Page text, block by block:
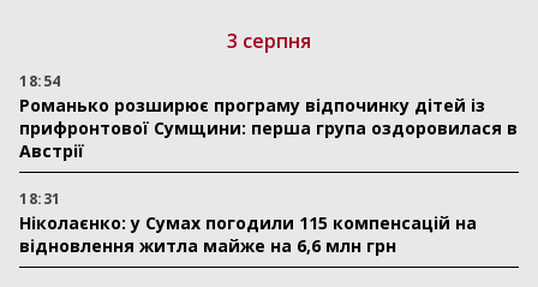
3 серпня
18:54
Романько розширює програму відпочинку дітей із
прифронтової Сумщини: перша група оздоровилася в
Австрії
18:31
Ніколаєнко: у Сумах погодили 115 компенсацій на
відновлення житла майже на 6,6 млн грн